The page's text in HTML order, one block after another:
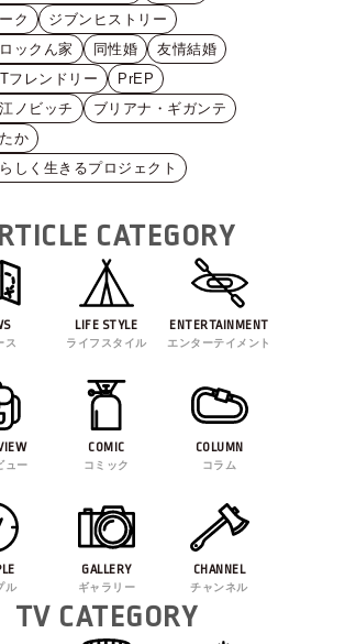
ク
ジブンヒストリー
ックん家
同性婚
友情結婚
フレンドリー
PrEP
ノビッチ
ブリアナ・ギガンテ
か
しく生きるプロジェクト
CATEGORY
ス
LIFE STYLE
ライフスタイル
ENTERTAINMENT
エンターテイメント
ュー
COMIC
コミック
COLUMN
コラム
ル
GALLERY
ギャラリー
CHANNEL
チャンネル
TV CATEGORY